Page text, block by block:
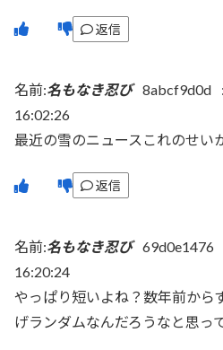
返信
名前:名もなき忍び 8abcf9d0d :
16:02:26
最近の雪のニュースこれのせい
返信
名前:名もなき忍び 69d0e1476
16:20:24
やっぱり短いよね？数年前から
げランダムなんだろうなと思っ